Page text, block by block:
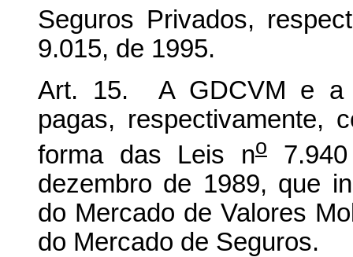
Seguros Privados,
9.015, de 1995.
Art. 15. A GDCVM e a
pagas, respectivamente,
forma das Leis no
dezembro de 1989, que
do Mercado de Valores
do Mercado de Seguros.